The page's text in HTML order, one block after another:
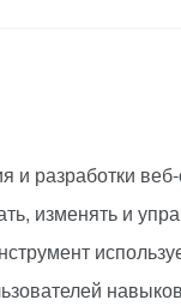
разработки
изменять и